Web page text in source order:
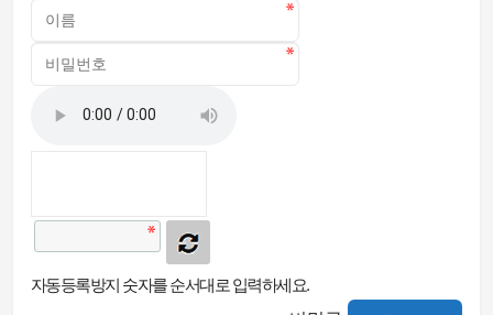
자동등록방지 숫자를 순서대로 입력하세요.